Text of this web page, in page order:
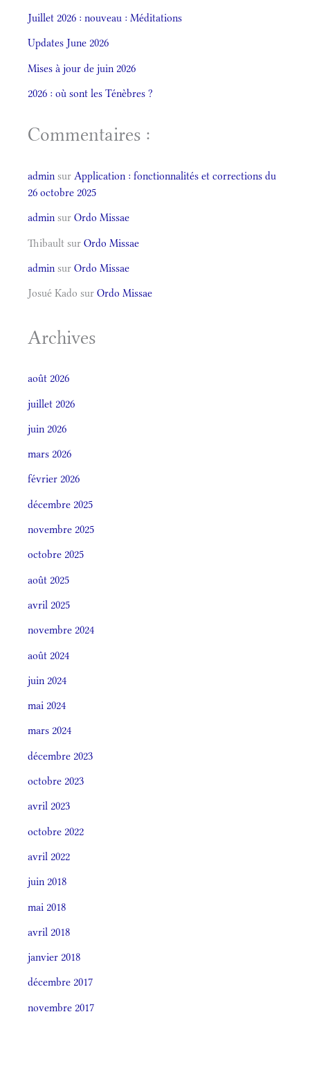
Juillet 2026 : nouveau : Méditations
Updates June 2026
Mises à jour de juin 2026
2026 : où sont les Ténèbres ?
Commentaires :
admin sur Application : fonctionnalités et corrections du
26 octobre 2025
admin sur Ordo Missae
Thibault sur Ordo Missae
admin sur Ordo Missae
Josué Kado sur Ordo Missae
Archives
août 2026
juillet 2026
juin 2026
mars 2026
février 2026
décembre 2025
novembre 2025
octobre 2025
août 2025
avril 2025
novembre 2024
août 2024
juin 2024
mai 2024
mars 2024
décembre 2023
octobre 2023
avril 2023
octobre 2022
avril 2022
juin 2018
mai 2018
avril 2018
janvier 2018
décembre 2017
novembre 2017